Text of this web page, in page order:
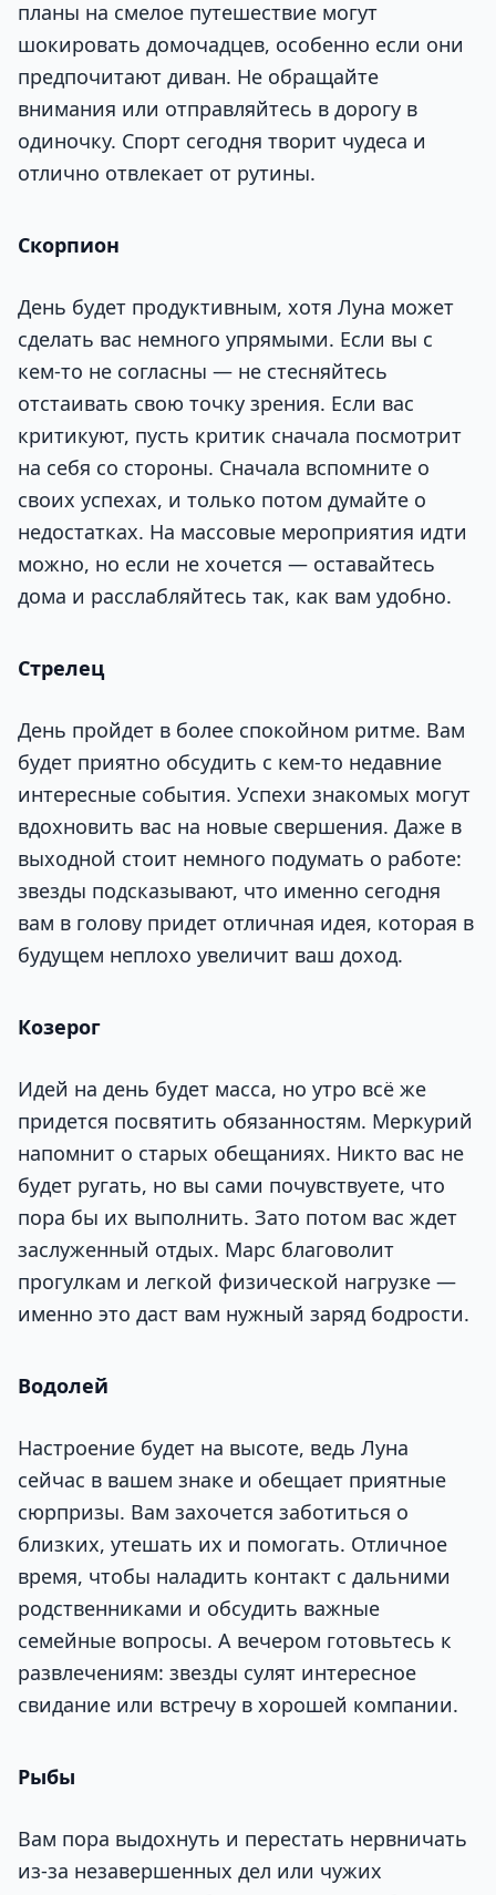
планы на смелое путешествие могут
шокировать домочадцев, особенно если они
предпочитают диван. Не обращайте
внимания или отправляйтесь в дорогу в
одиночку. Спорт сегодня творит чудеса и
отлично отвлекает от рутины.
Скорпион
День будет продуктивным, хотя Луна может
сделать вас немного упрямыми. Если вы с
кем-то не согласны — не стесняйтесь
отстаивать свою точку зрения. Если вас
критикуют, пусть критик сначала посмотрит
на себя со стороны. Сначала вспомните о
своих успехах, и только потом думайте о
недостатках. На массовые мероприятия идти
можно, но если не хочется — оставайтесь
дома и расслабляйтесь так, как вам удобно.
Стрелец
День пройдет в более спокойном ритме. Вам
будет приятно обсудить с кем-то недавние
интересные события. Успехи знакомых могут
вдохновить вас на новые свершения. Даже в
выходной стоит немного подумать о работе:
звезды подсказывают, что именно сегодня
вам в голову придет отличная идея, которая в
будущем неплохо увеличит ваш доход.
Козерог
Идей на день будет масса, но утро всё же
придется посвятить обязанностям. Меркурий
напомнит о старых обещаниях. Никто вас не
будет ругать, но вы сами почувствуете, что
пора бы их выполнить. Зато потом вас ждет
заслуженный отдых. Марс благоволит
прогулкам и легкой физической нагрузке —
именно это даст вам нужный заряд бодрости.
Водолей
Настроение будет на высоте, ведь Луна
сейчас в вашем знаке и обещает приятные
сюрпризы. Вам захочется заботиться о
близких, утешать их и помогать. Отличное
время, чтобы наладить контакт с дальними
родственниками и обсудить важные
семейные вопросы. А вечером готовьтесь к
развлечениям: звезды сулят интересное
свидание или встречу в хорошей компании.
Рыбы
Вам пора выдохнуть и перестать нервничать
из-за незавершенных дел или чужих